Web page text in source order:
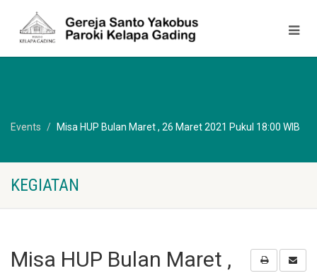
Events Misa HUP Bulan Maret , 26 Maret 2021 Pukul 18:00 WIB
KEGIATAN
Misa HUP Bulan Maret ,